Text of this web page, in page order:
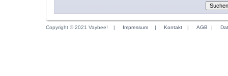
Copyright © 2021 Vaybee! | Impressum | Kontakt | AGB |